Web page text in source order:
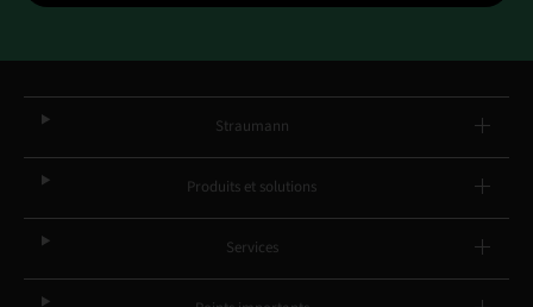
Straumann
Produits et solutions
Services